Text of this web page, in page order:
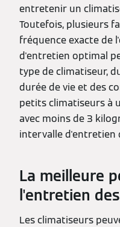
entretenir un
Toutefois, plusieurs
fréquence exacte de
d'entretien optimal
type de climatiseur,
durée de vie et des
petits climatiseurs à
avec moins de 3
intervalle d'entretien
La meilleure
l'entretien
Les climatiseurs